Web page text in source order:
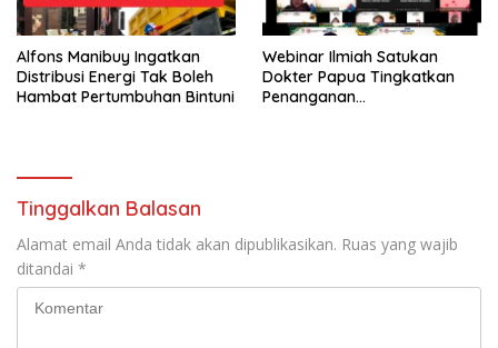
Alfons Manibuy Ingatkan
Distribusi Energi Tak Boleh
Hambat Pertumbuhan Bintuni
Webinar Ilmiah Satukan
Dokter Papua Tingkatkan
Penanganan
Tinggalkan Balasan
Alamat email Anda tidak akan dipublikasikan. Ruas yang wajib
ditandai *